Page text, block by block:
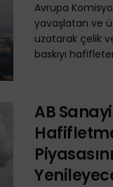
Avrupa
yavaşlatan ve
uzatarak çelik
baskıyı
AB